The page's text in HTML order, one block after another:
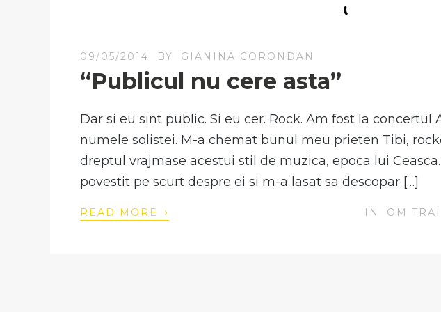
09/05/2014 BY GIANINA CORONDAN
“Publicul nu cere asta”
Dar si eu sint public. Si eu cer. Rock. Am fost la concertul
numele solistei. M-a chemat bunul meu prieten Tibi,
dreptul vrajmase acestui stil de muzica, epoca lui
povestit pe scurt despre ei si m-a lasat sa descopar […]
READ MORE › IN OM